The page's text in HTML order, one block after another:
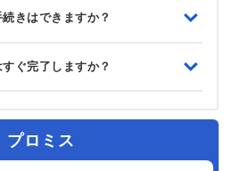
きはできますか？
ぐ完了しますか？
プロミス